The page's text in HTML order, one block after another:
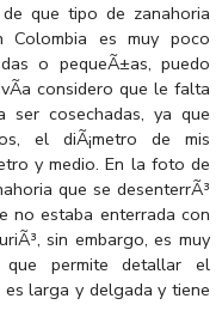
que tipo de zanahoria
Colombia es muy poco
o pequeÃ±as, puedo
considero que le falta
ser cosechadas, ya que
el diÃ¡metro de mis
y medio. En la foto de
que se desenterrÃ³
no estaba enterrada con
sin embargo, es muy
permite detallar el
larga y delgada y tiene